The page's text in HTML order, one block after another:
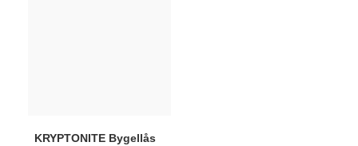
KRYPTONITE Bygellås